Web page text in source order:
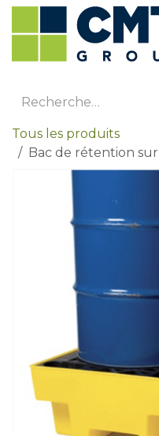
Se rendre au contenu
Tous les produits
Bac de rétention